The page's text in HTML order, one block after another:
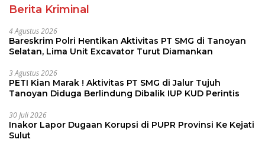
Berita Kriminal
4 Agustus 2026
Bareskrim Polri Hentikan Aktivitas PT SMG di Tanoyan
Selatan, Lima Unit Excavator Turut Diamankan
3 Agustus 2026
PETI Kian Marak ! Aktivitas PT SMG di Jalur Tujuh
Tanoyan Diduga Berlindung Dibalik IUP KUD Perintis
30 Juli 2026
Inakor Lapor Dugaan Korupsi di PUPR Provinsi Ke Kejati
Sulut